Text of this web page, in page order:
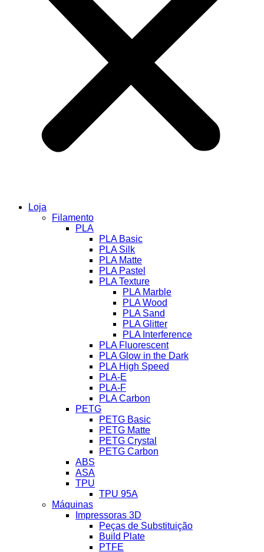
Loja
Filamento
PLA
PLA Basic
PLA Silk
PLA Matte
PLA Pastel
PLA Texture
PLA Marble
PLA Wood
PLA Sand
PLA Glitter
PLA Interference
PLA Fluorescent
PLA Glow in the Dark
PLA High Speed
PLA-E
PLA-F
PLA Carbon
PETG
PETG Basic
PETG Matte
PETG Crystal
PETG Carbon
ABS
ASA
TPU
TPU 95A
Máquinas
Impressoras 3D
Peças de Substituição
Build Plate
PTFE